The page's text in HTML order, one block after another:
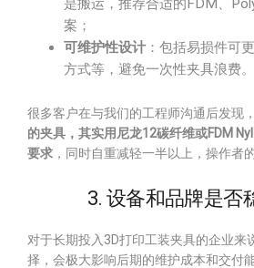
是搬运，推荐合适的FDM、
案；
可维护性设计 ：包括易损件可
方式等，避免一次性夹具浪费。
很多客户在与我们的工程师沟通后发现，
的夹具，其实用尼龙12碳纤维或FDM
要求 ，同时自重减轻一半以上，操作者
3. 设备和品牌是否
对于长期投入3D打印工装夹具的企业来
择，会极大影响后期的维护成本和交付